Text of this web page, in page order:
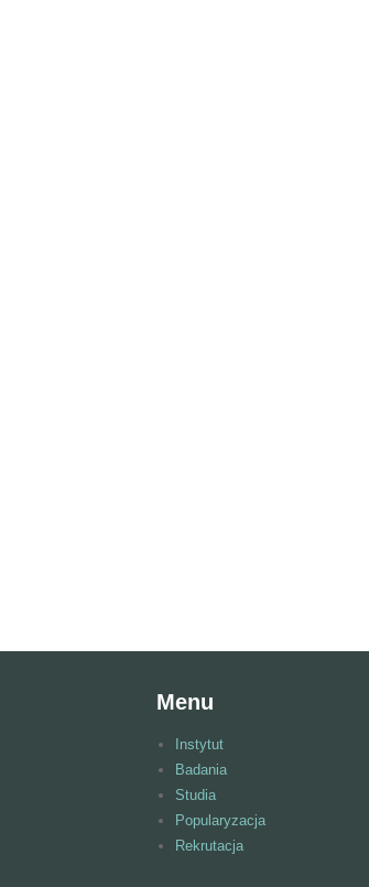
Menu
Instytut
Badania
Studia
Popularyzacja
Rekrutacja